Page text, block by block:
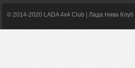
© 2014-2020 LADA 4x4 Club | Лада Нива Клуб |